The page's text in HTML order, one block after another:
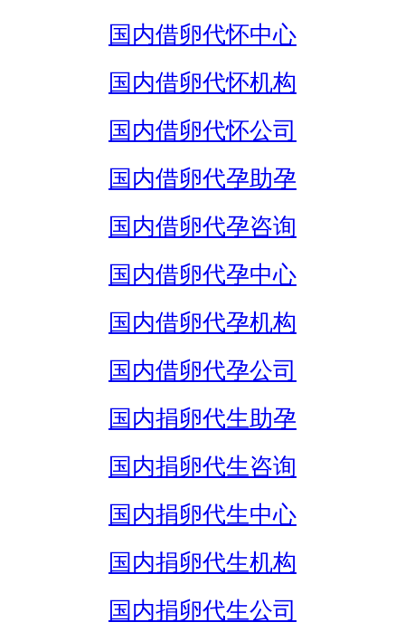
国内借卵代怀中心
国内借卵代怀机构
国内借卵代怀公司
国内借卵代孕助孕
国内借卵代孕咨询
国内借卵代孕中心
国内借卵代孕机构
国内借卵代孕公司
国内捐卵代生助孕
国内捐卵代生咨询
国内捐卵代生中心
国内捐卵代生机构
国内捐卵代生公司